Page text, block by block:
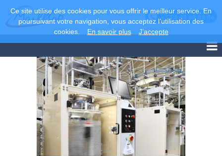
+33 2 43 68 83 86
Ce site utilise des cookies pour vous offrir le meilleur service. En
poursuivant votre navigation, vous acceptez l’utilisation des
cookies.
En savoir plus J’accepte